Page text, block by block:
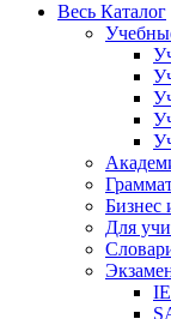
Весь Каталог
Бизнес
Для